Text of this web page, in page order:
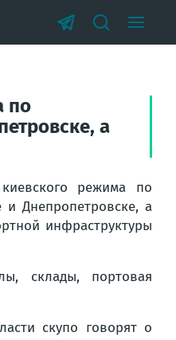
по
а
режима по
Днепропетровске, а
инфраструктуры
склады, портовая
скупо говорят о